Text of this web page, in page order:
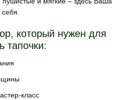
который нужен для
тапочки:
класс